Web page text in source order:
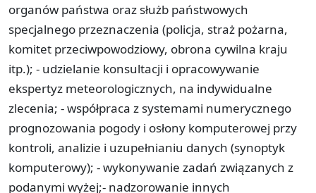
organów państwa oraz służb państwowych
specjalnego przeznaczenia (policja, straż pożarna,
komitet przeciwpowodziowy, obrona cywilna kraju
itp.); - udzielanie konsultacji i opracowywanie
ekspertyz meteorologicznych, na indywidualne
zlecenia; - współpraca z systemami numerycznego
prognozowania pogody i osłony komputerowej przy
kontroli, analizie i uzupełnianiu danych (synoptyk
komputerowy); - wykonywanie zadań związanych z
podanymi wyżej;- nadzorowanie innych